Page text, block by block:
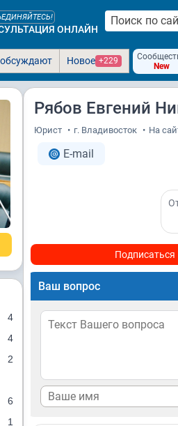
ОНЛАЙН
Новое +229
New
4
4
2
6
1
Рябов Евгений
Юрист • г. Владивосток • На
E-mail
Подписаться
Ваш вопрос